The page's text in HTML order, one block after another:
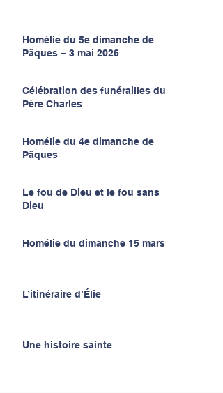
Homélie du 5e dimanche de
Pâques – 3 mai 2026
Célébration des funérailles du
Père Charles
Homélie du 4e dimanche de
Pâques
Le fou de Dieu et le fou sans
Dieu
Homélie du dimanche 15 mars
L’itinéraire d’Élie
Une histoire sainte